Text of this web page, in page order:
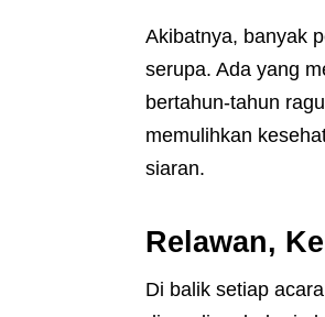
Akibatnya, banyak
serupa. Ada yang
bertahun-tahun
memulihkan
siaran.
Relawan,
Di balik setiap